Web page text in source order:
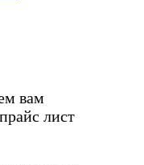
вам
лист